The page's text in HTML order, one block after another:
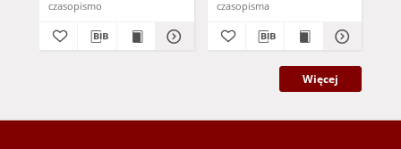
czasopismo
czasopisma
Więcej